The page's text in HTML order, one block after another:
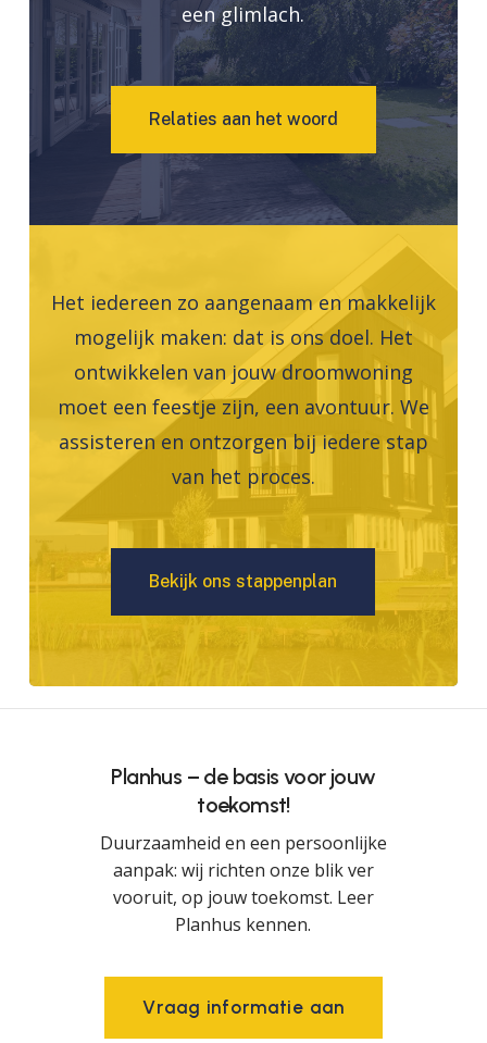
een glimlach.
Relaties aan het woord
Het iedereen zo aangenaam en makkelijk
mogelijk maken: dat is ons doel. Het
ontwikkelen van jouw droomwoning
moet een feestje zijn, een avontuur. We
assisteren en ontzorgen bij iedere stap
van het proces.
Bekijk ons stappenplan
Planhus – de basis voor jouw
toekomst!
Duurzaamheid en een persoonlijke
aanpak: wij richten onze blik ver
vooruit, op jouw toekomst. Leer
Planhus kennen.
Vraag informatie aan